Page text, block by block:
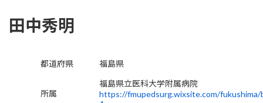
田中秀明
都道府県 福島県
所属
福島県立医科大学附属病院
https://fmupedsurg.wixsite.com/fukushima/